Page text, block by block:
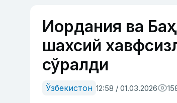
Иордания ва
шахсий
сўралди
Ўзбекистон 12:58 / 01.03.2026